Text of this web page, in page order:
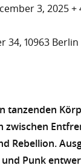
3, 2025 +
34, 10963 Berlin
tanzenden
zwischen
Rebellion.
Punk